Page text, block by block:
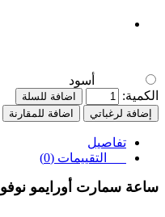
أسود
الكمية:
اضافة للسلة
إضافة لرغباتي
اضافة للمقارنة
تفاصيل
التقييمات (0)
ساعة سمارت أورايمو نوفو 2